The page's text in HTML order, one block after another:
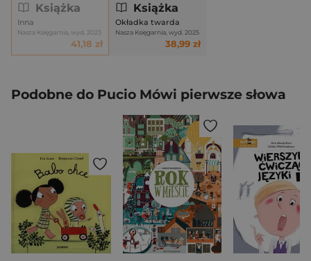
Książka
Inna
Nasza Księgarnia, wyd. 2023
41,18 zł
Książka
Okładka twarda
Nasza Księgarnia, wyd. 2025
38,99 zł
Podobne do Pucio Mówi pierwsze słowa